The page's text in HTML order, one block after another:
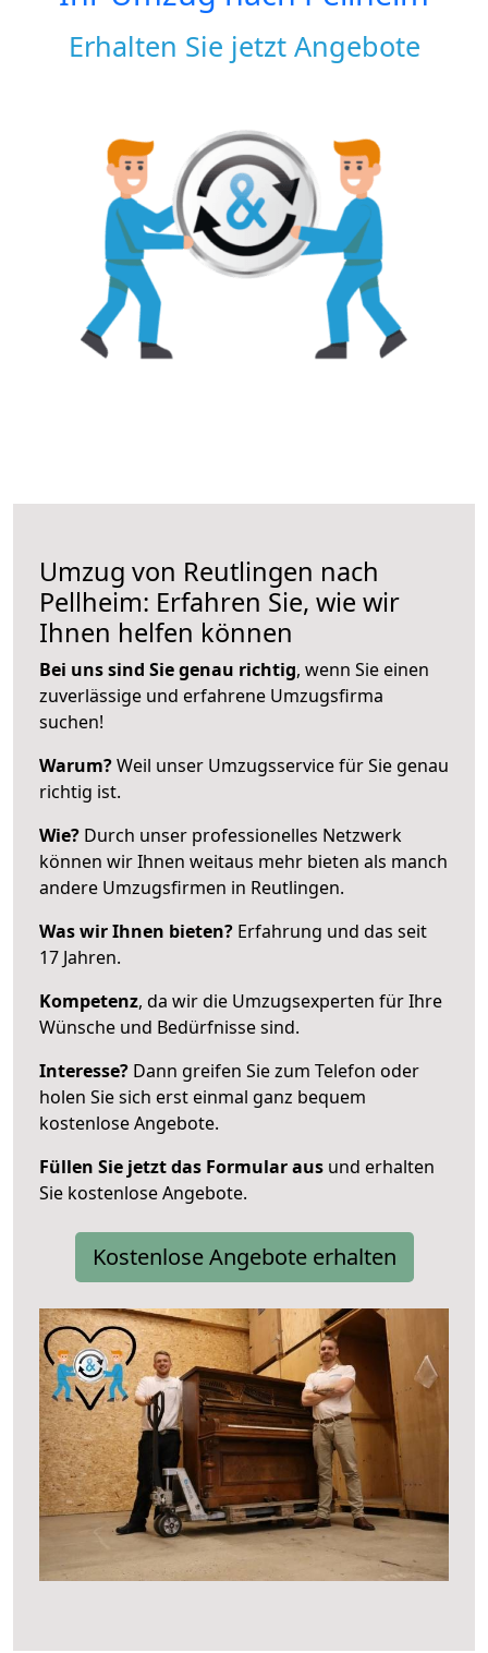
Erhalten Sie jetzt Angebote
Umzug von Reutlingen nach
Pellheim: Erfahren Sie, wie wir
Ihnen helfen können
Bei uns sind Sie genau richtig, wenn Sie einen
zuverlässige und erfahrene Umzugsfirma
suchen!
Warum?Weil unser Umzugsservice für Sie genau
richtig ist.
Wie? Durch unser professionelles Netzwerk
können wir Ihnen weitaus mehr bieten als manch
andere Umzugsfirmen in Reutlingen.
Was wir Ihnen bieten? Erfahrung und das seit
17 Jahren.
Kompetenz, da wir die Umzugsexperten für Ihre
Wünsche und Bedürfnisse sind.
Interesse? Dann greifen Sie zum Telefon oder
holen Sie sich erst einmal ganz bequem
kostenlose Angebote.
Füllen Sie jetzt das Formular aus und erhalten
Sie kostenlose Angebote.
Kostenlose Angebote erhalten